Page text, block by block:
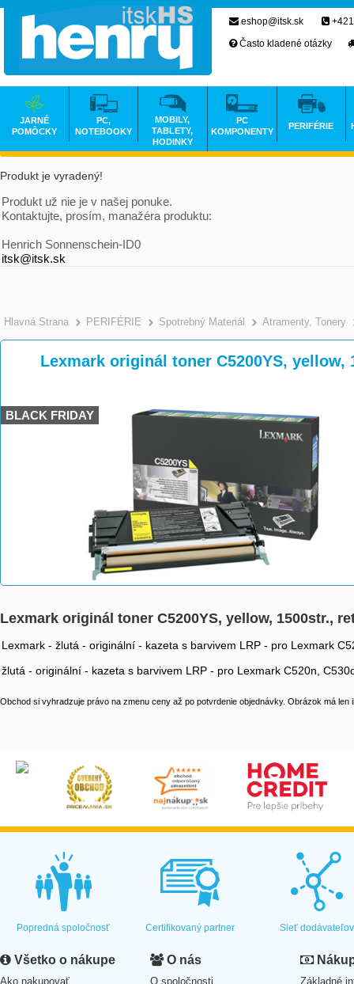
Produkt je vyradený!
Produkt už nie je v našej ponuke.
Kontaktujte, prosím, manažéra produktu:
Henrich Sonnenschein-ID0
itsk@itsk.sk
Hlavná Strana >
PERIFÉRIE >
Spotrebný Materiál >
Atramenty, Tonery
Lexmark originál toner C5200YS, yellow,
BLACK FRIDAY
Lexmark originál toner C5200YS, yellow, 1500str.,
Lexmark - žlutá - originální - kazeta s barvivem LRP - pro Lexmark
žlutá - originální - kazeta s barvivem LRP - pro Lexmark C520n,
Obchod si vyhradzuje právo na zmenu ceny až po potvrdenie objednávky. Obrázok má len
eshop@itsk.sk
Často kladené otázky
JARNÉ
POMÔCKY
PC,
NOTEBOOKY
MOBILY,
TABLETY,
HODINKY
PC
KOMPONENTY
PERIFÉRIE
Popredná spoločnosť Certifikovaný partner Sieť dodávateľov
Všetko o nákupe
Ako nakupovať
O nás
O spoločnosti
Základné